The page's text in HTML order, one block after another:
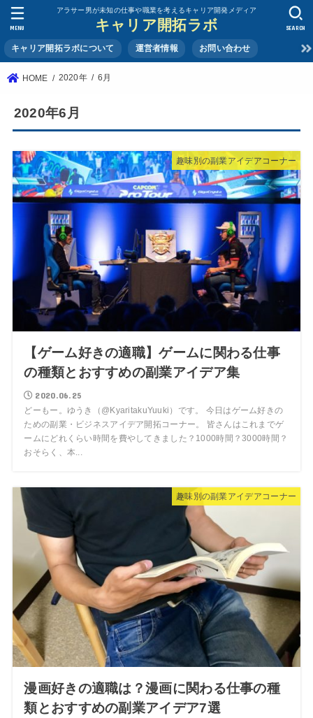
アラサー男が未知の仕事や職業を考えるキャリア開発メディア
キャリア開拓ラボ
キャリア開拓ラボについて 運営者情報 お問い合わせ
SEARCH
MENU
HOME 2020年 6月
2020年6月
趣味別の副業アイデアコーナー
【ゲーム好きの適職】ゲームに関わる仕事
の種類とおすすめの副業アイデア集
2020.06.25
どーもー。ゆうき（@KyaritakuYuuki）です。 今日はゲーム好きの
ための副業・ビジネスアイデア開拓コーナー。 皆さんはこれまでゲ
ームにどれくらい時間を費やしてきました？1000時間？3000時間？
おそらく、本...
趣味別の副業アイデアコーナー
漫画好きの適職は？漫画に関わる仕事の種
類とおすすめの副業アイデア7選